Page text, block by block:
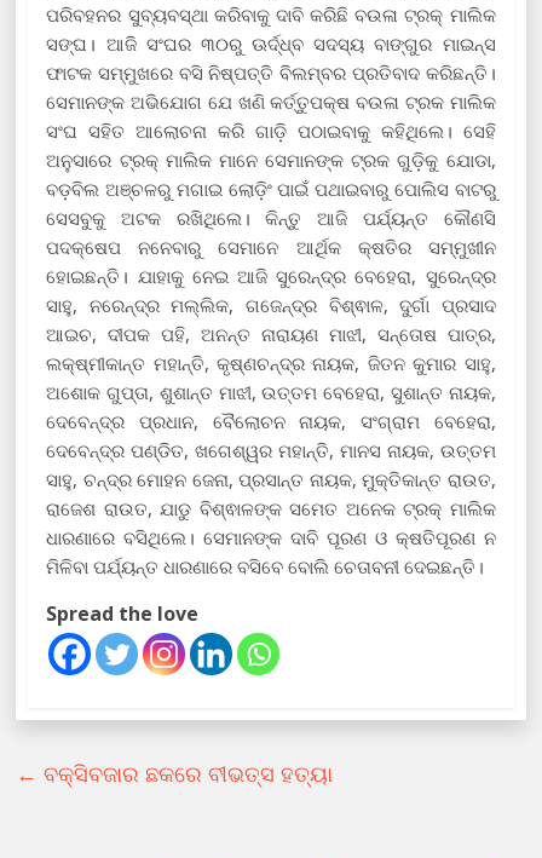
ପରିବହନର ସୁବ୍ୟବସ୍ଥା କରିବାକୁ ଦାବି କରିଛି ବଉଳା ଟ୍ରକ୍ ମାଲିକ
ସଙ୍ଘ। ଆଜି ସଂଘର ୩୦ରୁ ଊର୍ଦ୍ଧ୍ବ ସଦସ୍ୟ ବାଙ୍ଗୁର ମାଇନ୍ସ
ଫାଟକ ସମ୍ମୁଖରେ ବସି ନିଷ୍ପତ୍ତି ବିଲମ୍ବର ପ୍ରତିବାଦ କରିଛନ୍ତି।
ସେମାନଙ୍କ ଅଭିଯୋଗ ଯେ ଖଣି କର୍ତ୍ତୁପକ୍ଷ ବଉଳା ଟ୍ରକ ମାଲିକ
ସଂଘ ସହିତ ଆଲୋଚନା କରି ଗାଡ଼ି ପଠାଇବାକୁ କହିଥିଲେ। ସେହି
ଅନୁସାରେ ଟ୍ରକ୍ ମାଲିକ ମାନେ ସେମାନଙ୍କ ଟ୍ରକ ଗୁଡ଼ିକୁ ଯୋଡା,
ବଡ଼ବିଲ ଅଞ୍ଚଳରୁ ମଗାଇ ଲୋଡ଼ିଂ ପାଇଁ ପଥାଇବାରୁ ପୋଲିସ ବାଟରୁ
ସେସବୁକୁ ଅଟକ ରଖିଥିଲେ। କିନ୍ତୁ ଆଜି ପର୍ଯ୍ୟନ୍ତ କୌଣସି
ପଦକ୍ଷେପ ନନେବାରୁ ସେମାନେ ଆର୍ଥିକ କ୍ଷତିର ସମ୍ମୁଖୀନ
ହୋଇଛନ୍ତି। ଯାହାକୁ ନେଇ ଆଜି ସୁରେନ୍ଦ୍ର ବେହେରା, ସୁରେନ୍ଦ୍ର
ସାହୁ, ନରେନ୍ଦ୍ର ମଲ୍ଲିକ, ଗଜେନ୍ଦ୍ର ବିଶ୍ଵାଳ, ଦୁର୍ଗା ପ୍ରସାଦ
ଆଇଚ, ଦୀପକ ପହି, ଅନନ୍ତ ନାରାୟଣ ମାଝୀ, ସନ୍ତୋଷ ପାତ୍ର,
ଲକ୍ଷ୍ମୀକାନ୍ତ ମହାନ୍ତି, କୃଷ୍ଣଚନ୍ଦ୍ର ନାୟକ, ଜିତନ କୁମାର ସାହୁ,
ଅଶୋକ ଗୁପ୍ତା, ଶୁଶାନ୍ତ ମାଝୀ, ଉତ୍ତମ ବେହେରା, ସୁଶାନ୍ତ ନାୟକ,
ଦେବେନ୍ଦ୍ର ପ୍ରଧାନ, ବୈଲୋଚନ ନାୟକ, ସଂଗ୍ରାମ ବେହେରା,
ଦେବେନ୍ଦ୍ର ପଣ୍ଡିତ, ଖଗେଶ୍ୱର ମହାନ୍ତି, ମାନସ ନାୟକ, ଉତ୍ତମ
ସାହୁ, ଚନ୍ଦ୍ର ମୋହନ ଜେନା, ପ୍ରସାନ୍ତ ନାୟକ, ମୁକ୍ତିକାନ୍ତ ରାଉତ,
ରାଜେଶ ରାଉତ, ଯାଡୁ ବିଶ୍ଵାଳଙ୍କ ସମେତ ଅନେକ ଟ୍ରକ୍ ମାଲିକ
ଧାରଣାରେ ବସିଥିଲେ। ସେମାନଙ୍କ ଦାବି ପୂରଣ ଓ କ୍ଷତିପୂରଣ ନ
ମିଳିବା ପର୍ଯ୍ୟନ୍ତ ଧାରଣାରେ ବସିବେ ବୋଲି ଚେତାବନୀ ଦେଇଛନ୍ତି।
Spread the love
← ବକ୍ସିବଜାର ଛକରେ ବୀଭତ୍ସ ହତ୍ୟା